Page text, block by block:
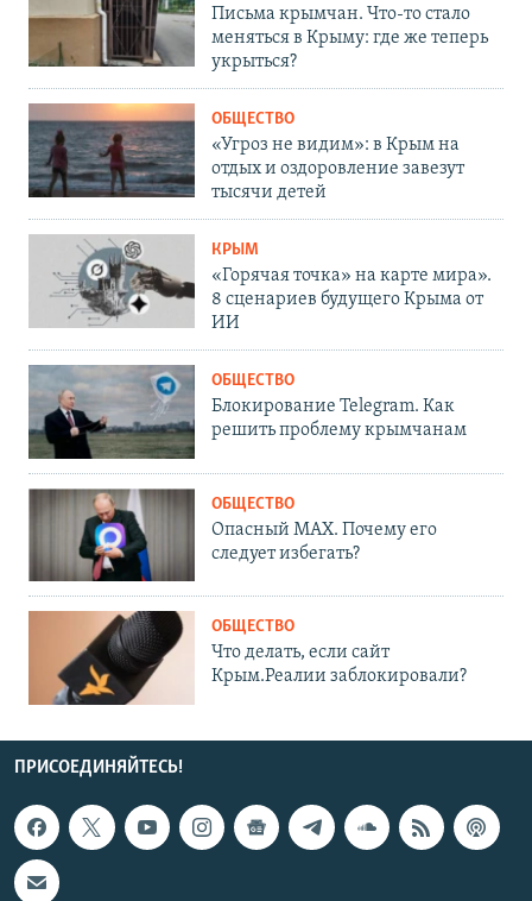
Письма крымчан. Что-то стало
меняться в Крыму: где же теперь
укрыться?
ОБЩЕСТВО
«Угроз не видим»: в Крым на
отдых и оздоровление завезут
тысячи детей
КРЫМ
«Горячая точка» на карте мира».
8 сценариев будущего Крыма от
ИИ
ОБЩЕСТВО
Блокирование Telegram. Как
решить проблему крымчанам
ОБЩЕСТВО
Опасный MAX. Почему его
следует избегать?
ОБЩЕСТВО
Что делать, если сайт
Крым.Реалии заблокировали?
ПРИСОЕДИНЯЙТЕСЬ!